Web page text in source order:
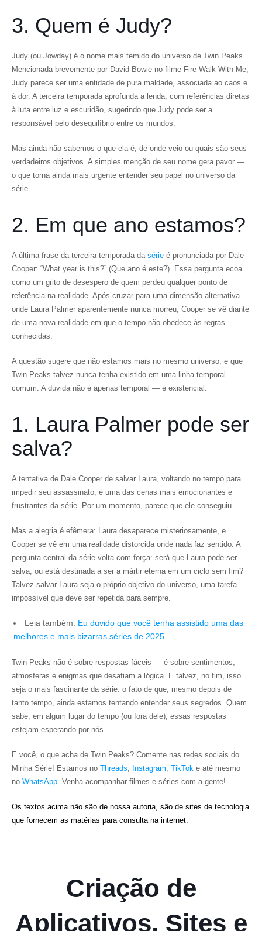
3. Quem é Judy?
Judy (ou Jowday) é o nome mais temido do universo de Twin Peaks.
Mencionada brevemente por David Bowie no filme Fire Walk With Me,
Judy parece ser uma entidade de pura maldade, associada ao caos e
à dor. A terceira temporada aprofunda a lenda, com referências diretas
à luta entre luz e escuridão, sugerindo que Judy pode ser a
responsável pelo desequilíbrio entre os mundos.
Mas ainda não sabemos o que ela é, de onde veio ou quais são seus
verdadeiros objetivos. A simples menção de seu nome gera pavor —
o que torna ainda mais urgente entender seu papel no universo da
série.
2. Em que ano estamos?
A última frase da terceira temporada da série é pronunciada por Dale
Cooper: “What year is this?” (Que ano é este?). Essa pergunta ecoa
como um grito de desespero de quem perdeu qualquer ponto de
referência na realidade. Após cruzar para uma dimensão alternativa
onde Laura Palmer aparentemente nunca morreu, Cooper se vê diante
de uma nova realidade em que o tempo não obedece às regras
conhecidas.
A questão sugere que não estamos mais no mesmo universo, e que
Twin Peaks talvez nunca tenha existido em uma linha temporal
comum. A dúvida não é apenas temporal — é existencial.
1. Laura Palmer pode ser
salva?
A tentativa de Dale Cooper de salvar Laura, voltando no tempo para
impedir seu assassinato, é uma das cenas mais emocionantes e
frustrantes da série. Por um momento, parece que ele conseguiu.
Mas a alegria é efêmera: Laura desaparece misteriosamente, e
Cooper se vê em uma realidade distorcida onde nada faz sentido. A
pergunta central da série volta com força: será que Laura pode ser
salva, ou está destinada a ser a mártir eterna em um ciclo sem fim?
Talvez salvar Laura seja o próprio objetivo do universo, uma tarefa
impossível que deve ser repetida para sempre.
Leia também: Eu duvido que você tenha assistido uma das
melhores e mais bizarras séries de 2025
Twin Peaks não é sobre respostas fáceis — é sobre sentimentos,
atmosferas e enigmas que desafiam a lógica. E talvez, no fim, isso
seja o mais fascinante da série: o fato de que, mesmo depois de
tanto tempo, ainda estamos tentando entender seus segredos. Quem
sabe, em algum lugar do tempo (ou fora dele), essas respostas
estejam esperando por nós.
E você, o que acha de Twin Peaks? Comente nas redes sociais do
Minha Série! Estamos no Threads, Instagram, TikTok e até mesmo
no WhatsApp. Venha acompanhar filmes e séries com a gente!
Os textos acima não são de nossa autoria, são de sites de tecnologia
que fornecem as matérias para consulta na internet.
Criação de
Aplicativos, Sites e